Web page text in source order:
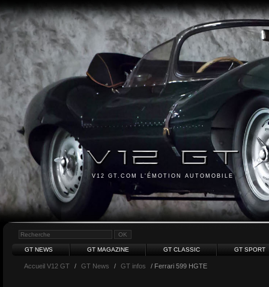
V12 GT.COM L'ÉMOTION AUTOMOBILE
GT NEWS GT MAGAZINE GT CLASSIC GT SPORT
Accueil V12 GT / GT News / GT infos / Ferrari 599 HGTE